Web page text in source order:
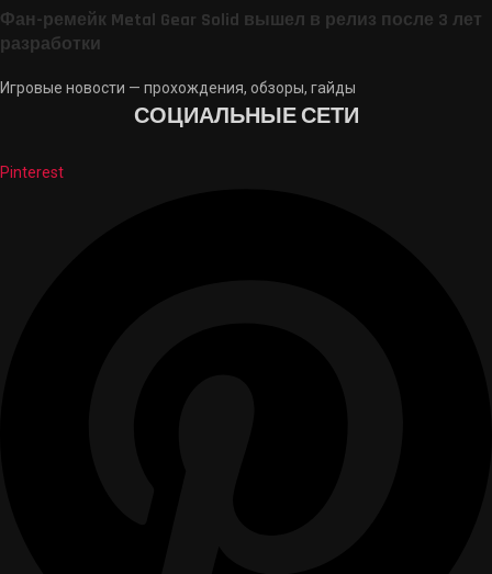
Фан-ремейк Metal Gear Solid вышел в релиз после 3 лет
разработки
Игровые новости — прохождения, обзоры, гайды
СОЦИАЛЬНЫЕ СЕТИ
Pinterest